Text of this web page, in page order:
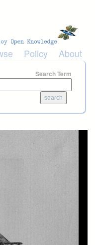
Policy About
Search Term